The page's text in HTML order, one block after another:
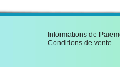
Informations de
Conditions de vente